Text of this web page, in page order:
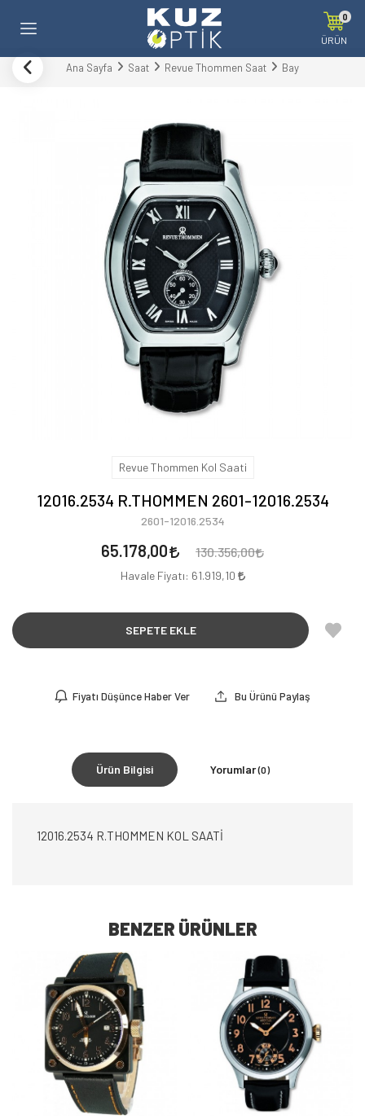
0
ÜRÜN
Ana Sayfa Saat Revue Thommen Saat Bay
Revue Thommen Kol Saati
12016.2534 R.THOMMEN 2601-12016.2534
2601-12016.2534
65.178,00 130.356,00
Havale Fiyatı: 61.919,10
SEPETE EKLE
Fiyatı Düşünce Haber Ver Bu Ürünü Paylaş
Ürün Bilgisi Yorumlar(0)
12016.2534 R.THOMMEN KOL SAATİ
BENZER ÜRÜNLER